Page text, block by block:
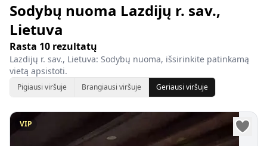
Sodybų nuoma Lazdijų r. sav.,
Lietuva
Rasta 10 rezultatų
Lazdijų r. sav., Lietuva: Sodybų nuoma, išsirinkite patinkamą
vietą apsistoti.
Pigiausi viršuje Brangiausi viršuje Geriausi viršuje
VIP